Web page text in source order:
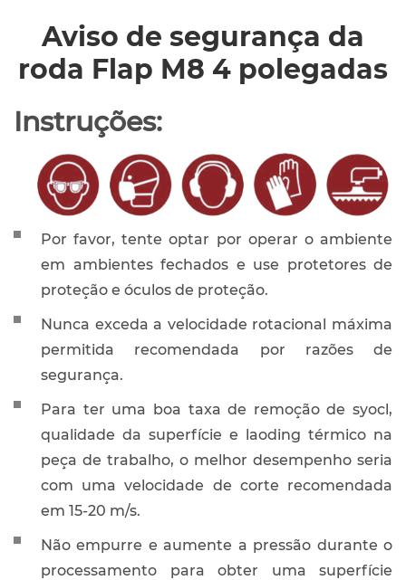
Aviso de segurança da
roda Flap M8 4 polegadas
Instruções:
Por favor, tente optar por operar o ambiente
em ambientes fechados e use protetores de
proteção e óculos de proteção.
Nunca exceda a velocidade rotacional máxima
permitida recomendada por razões de
segurança.
Para ter uma boa taxa de remoção de syocl,
qualidade da superfície e laoding térmico na
peça de trabalho, o melhor desempenho seria
com uma velocidade de corte recomendada
em 15-20 m/s.
Não empurre e aumente a pressão durante o
processamento para obter uma superfície